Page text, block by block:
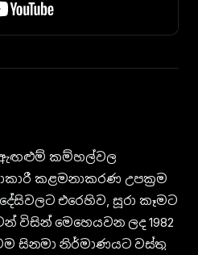
ඇඟළුම් කම්හල්වල
කළමනාකරණ උපක්‍රම
එරෙහිව, සූරා කෑමට
විසින් මෙහෙයවන ලද 1982
සිනමා නිර්මාණයට වස්තු